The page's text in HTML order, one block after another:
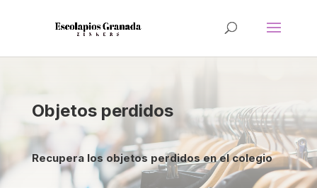
Objetos perdidos
Recupera los objetos perdidos en el colegio